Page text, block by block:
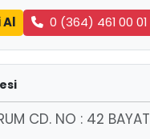
0 (364) 461 00 01
CD. NO : 42 BAYAT